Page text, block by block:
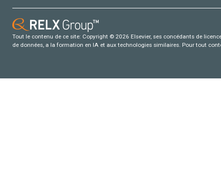
Tout le contenu de ce site: Copyright © 2026 Elsevier, ses concédants de
de données, a la formation en IA et aux technologies similaires. Pour tout